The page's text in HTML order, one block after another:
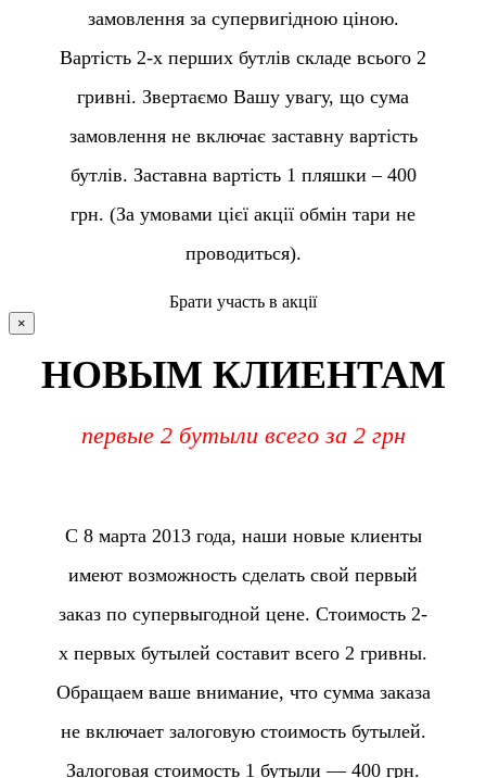
замовлення за супервигідною ціною.
Вартість 2-х перших бутлів складе всього 2
гривні. Звертаємо Вашу увагу, що сума
замовлення не включає заставну вартість
бутлів. Заставна вартість 1 пляшки – 400
грн. (За умовами цієї акції обмін тари не
проводиться).
Брати участь в акції
×
НОВЫМ КЛИЕНТАМ
первые 2 бутыли всего за 2 грн
С 8 марта 2013 года, наши новые клиенты
имеют возможность сделать свой первый
заказ по супервыгодной цене. Стоимость 2-
х первых бутылей составит всего 2 гривны.
Обращаем ваше внимание, что сумма заказа
не включает залоговую стоимость бутылей.
Залоговая стоимость 1 бутыли — 400 грн.